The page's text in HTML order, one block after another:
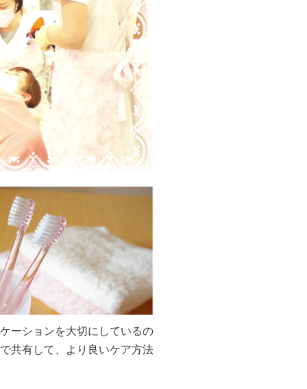
ーションを大切にしているの
共有して、より良いケア方法